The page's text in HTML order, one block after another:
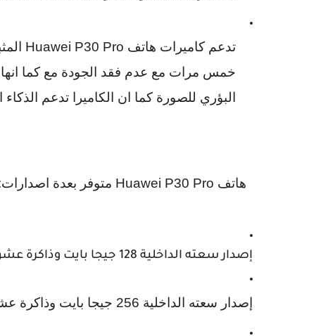
تدعم كاميرات هاتف Huawei P30 Pro
خمس مرات مع عدم فقد الجودة مع كما انها
البؤري للصورة كما ان الكاميرا تدعم
هاتف Huawei P30 Pro متوفر بعدة
إصدار سعته الداخلية 128 جيجا بايت وذاكرة
إصدار سعته الداخلية 256 جيجا بايت وذاكرة